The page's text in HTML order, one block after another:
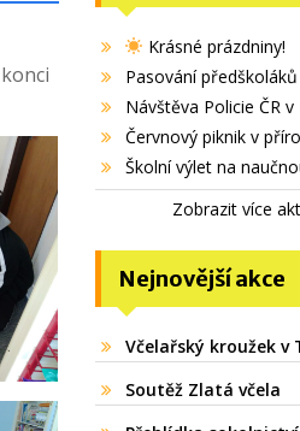
Krásné prázdniny!
Pasování předškoláků
Návštěva Policie ČR
Červnový piknik v
Školní výlet na
Zobrazit více
Nejnovější akce
Včelařský kroužek v
Soutěž Zlatá včela